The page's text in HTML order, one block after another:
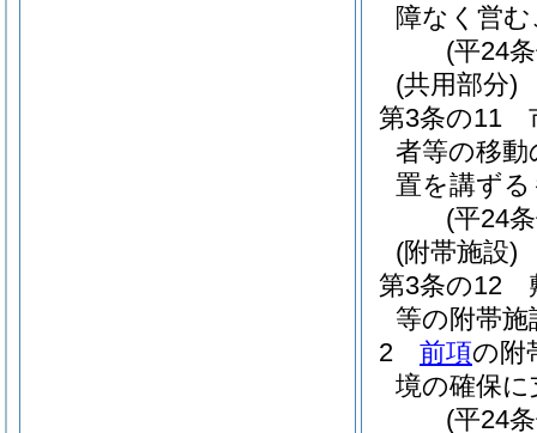
障なく営
(平24
(共用部分)
第3条の11
者等の移
置を講ず
(平24
(附帯施設)
第3条の12
等の附帯
2
前項の附
境の確保
(平24